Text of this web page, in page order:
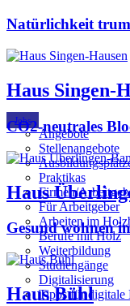
Jobs
Angebote
Stellenangebote
Praktikas
Firmen/
Für Arbeitgeber
Arbeiten im
Berufe mit Holz
Weiterbildung
Studiengänge
Digitalisierung
Tipps für digitale
Natürlichkeit
Haus Singen-
CO2-neutrales
Haus
Gesund wohnen
Haus Bühl